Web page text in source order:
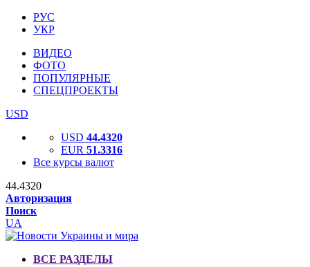
РУС
УКР
ВИДЕО
ФОТО
ПОПУЛЯРНЫЕ
СПЕЦПРОЕКТЫ
USD
USD 44.4320
EUR 51.3316
Все курсы валют
44.4320
Авторизация
Поиск
UA
ВСЕ РАЗДЕЛЫ